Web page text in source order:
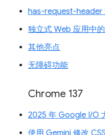
has-request-header
独立式 Web 应用中
其他亮点
无障碍功能
Chrome 137
2025 年 Google I/O